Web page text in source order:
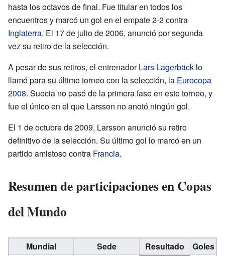
hasta los octavos de final. Fue titular en todos los
encuentros y marcó un gol en el empate 2-2 contra
Inglaterra. El 17 de julio de 2006, anunció por segunda
vez su retiro de la selección.
A pesar de sus retiros, el entrenadorLars Lagerbäck lo
llamó para su último torneo con la selección, la Eurocopa
2008. Suecia no pasó de la primera fase en este torneo, y
fue el único en el que Larsson no anotó ningún gol.
El 1 de octubre de 2009, Larsson anunció su retiro
definitivo de la selección. Su último gol lo marcó en un
partido amistoso contra Francia.
Resumen de participaciones en Copas
del Mundo
Mundial Sede Resultado
Goles